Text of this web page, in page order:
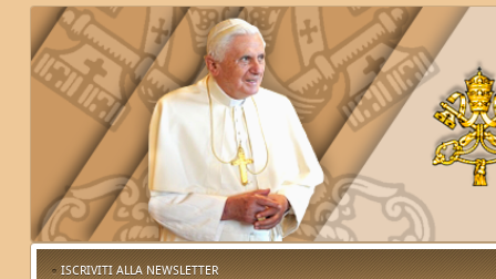
ISCRIVITI ALLA NEWSLETTER